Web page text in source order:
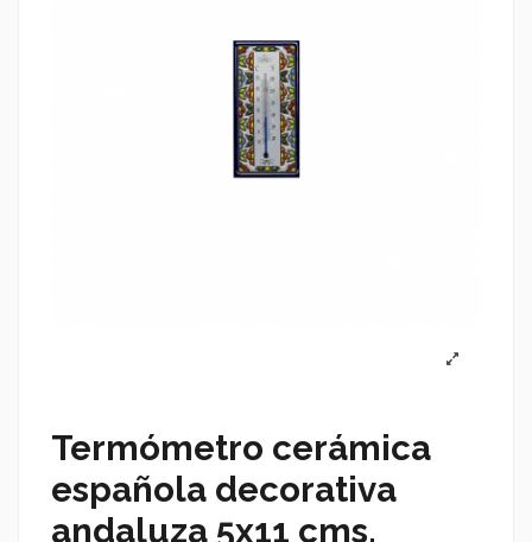
Termómetro cerámica
española decorativa
andaluza 5x11 cms.